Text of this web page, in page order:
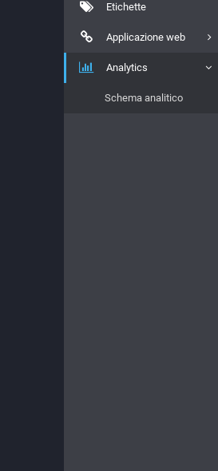
Etichette
Applicazione web
Analytics
Schema analitico